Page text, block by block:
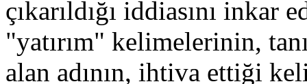
çıkarıldığı iddiasını
"yatırım" kelimelerinin,
alan adının, ihtiva ettiği